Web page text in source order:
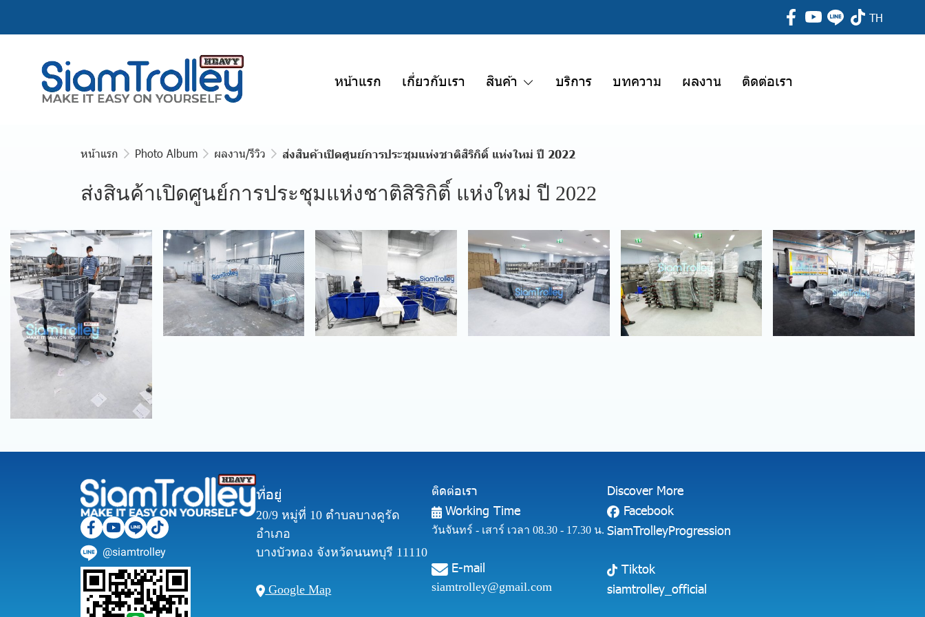
TH
หน้าแรก เกี่ยวกับเรา สินค้า บริการ บทความ ผลงาน ติดต่อเรา
หน้าแรก Photo Album ผลงาน/รีวิว ส่งสินค้าเปิดศูนย์การประชุมแห่งชาติสิริกิติ์ แห่งใหม่ ปี 2022
ส่งสินค้าเปิดศูนย์การประชุมแห่งชาติสิริกิติ์ แห่งใหม่ ปี 2022
@siamtrolley
ที่อยู่
20/9 หมู่ที่ 10 ตำบลบางคูรัด
อำเภอ
บางบัวทอง จังหวัดนนทบุรี 11110
Google Map
ติดต่อเรา
Working Time
วันจันทร์ - เสาร์ เวลา 08.30 - 17.30 น.
E-mail
siamtrolley@gmail.com
Discover More
Facebook
SiamTrolleyProgression
Tiktok
siamtrolley_official